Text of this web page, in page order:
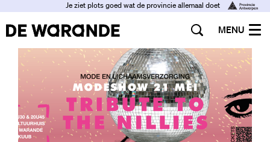
Je ziet plots goed wat de provincie allemaal doet
MENU